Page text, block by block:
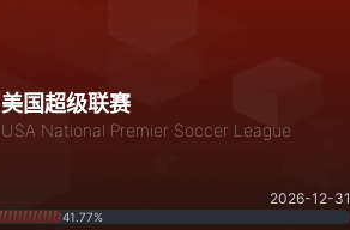
美国超级联赛
USA National Premier Soccer League
2026-12-31
41.77%